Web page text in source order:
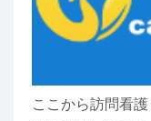
ここから訪問看